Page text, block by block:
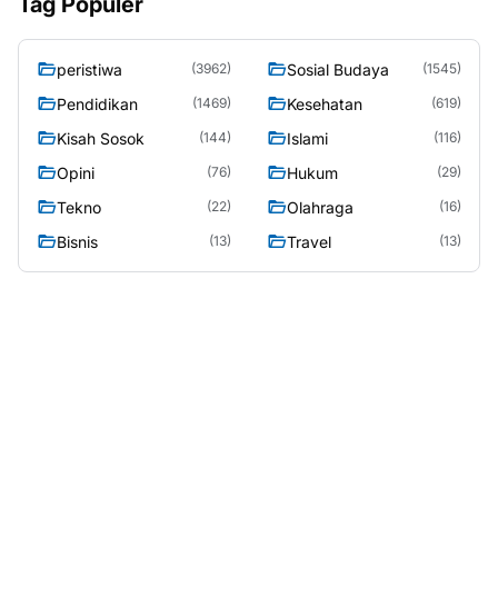
peristiwa (3962) Sosial Budaya (1545)
Pendidikan (1469) Kesehatan (619)
Kisah Sosok (144) Islami (116)
Opini (76) Hukum (29)
Tekno (22) Olahraga (16)
Bisnis (13) Travel (13)